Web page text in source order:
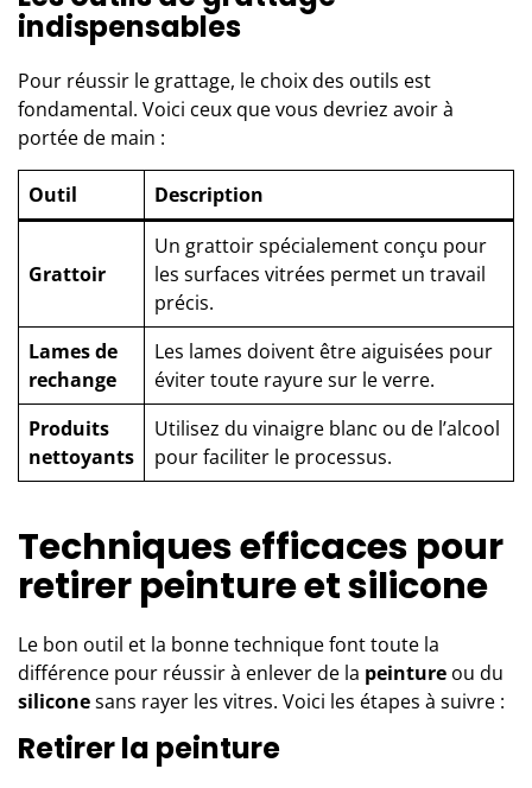
indispensables
Pour réussir le grattage, le choix des outils est
fondamental. Voici ceux que vous devriez avoir à
portée de main :
Outil Description
Grattoir
Un grattoir spécialement conçu pour
les surfaces vitrées permet un travail
précis.
Lames de
rechange
Les lames doivent être aiguisées pour
éviter toute rayure sur le verre.
Produits
nettoyants
Utilisez du vinaigre blanc ou de l’alcool
pour faciliter le processus.
Techniques efficaces pour
retirer peinture et silicone
Le bon outil et la bonne technique font toute la
différence pour réussir à enlever de la peinture ou du
siliconesans rayer les vitres. Voici les étapes à suivre :
Retirer la peinture